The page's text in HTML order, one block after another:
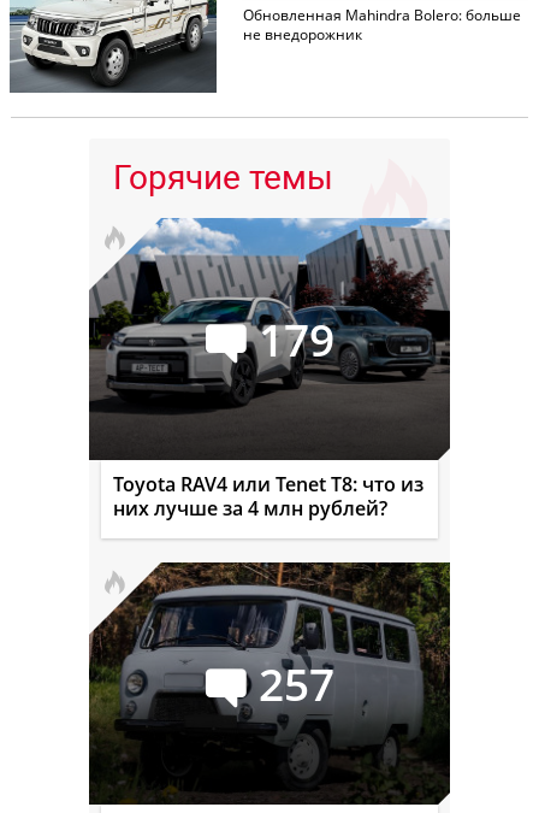
Обновленная Mahindra Bolero: больше
не внедорожник
Горячие темы
179
Toyota RAV4 или Tenet T8: что из
них лучше за 4 млн рублей?
257